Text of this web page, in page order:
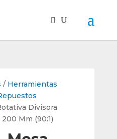
/ Herramientas
Divisora
Mm (90:1)